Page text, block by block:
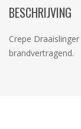
BESCHRIJVING
Crepe
brandvertragend.